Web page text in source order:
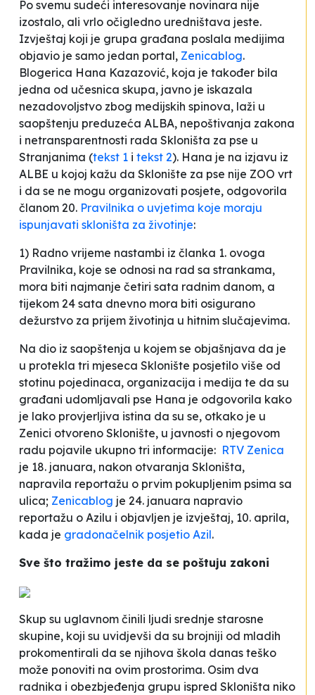
Po svemu sudeći interesovanje novinara nije
izostalo, ali vrlo očigledno uredništava jeste.
Izvještaj koji je grupa građana poslala medijima
objavio je samo jedan portal, Zenicablog.
Blogerica Hana Kazazović, koja je također bila
jedna od učesnica skupa, javno je iskazala
nezadovoljstvo zbog medijskih spinova, laži u
saopštenju preduzeća ALBA, nepoštivanja zakona
i netransparentnosti rada Skloništa za pse u
Stranjanima (tekst 1 i tekst 2). Hana je na izjavu iz
ALBE u kojoj kažu da Sklonište za pse nije ZOO vrt
i da se ne mogu organizovati posjete, odgovorila
članom 20. Pravilnika o uvjetima koje moraju
ispunjavati skloništa za životinje:
1) Radno vrijeme nastambi iz članka 1. ovoga
Pravilnika, koje se odnosi na rad sa strankama,
mora biti najmanje četiri sata radnim danom, a
tijekom 24 sata dnevno mora biti osigurano
dežurstvo za prijem životinja u hitnim slučajevima.
Na dio iz saopštenja u kojem se objašnjava da je
u protekla tri mjeseca Sklonište posjetilo više od
stotinu pojedinaca, organizacija i medija te da su
građani udomljavali pse Hana je odgovorila kako
je lako provjerljiva istina da su se, otkako je u
Zenici otvoreno Sklonište, u javnosti o njegovom
radu pojavile ukupno tri informacije: RTV Zenica
je 18. januara, nakon otvaranja Skloništa,
napravila reportažu o prvim pokupljenim psima sa
ulica; Zenicablog je 24. januara napravio
reportažu o Azilu i objavljen je izvještaj, 10. aprila,
kada je gradonačelnik posjetio Azil.
Sve što tražimo jeste da se poštuju zakoni
Skup su uglavnom činili ljudi srednje starosne
skupine, koji su uvidjevši da su brojniji od mladih
prokomentirali da se njihova škola danas teško
može ponoviti na ovim prostorima. Osim dva
radnika i obezbjeđenja grupu ispred Skloništa niko